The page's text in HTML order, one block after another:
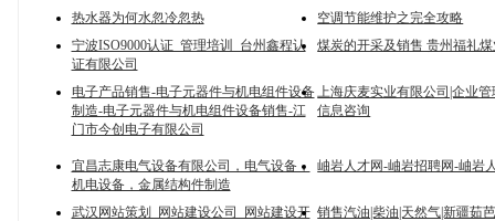
热水器为何水忽冷忽热
空调节能维护之完全攻略
宁波ISO9000认证_管理培训_台州鑫程认
证有限公司
煤炭的开采及销售 贵州福礼
电子产品销售-电子元器件与机电组件设备
制造-电子元器件与机电组件设备销售-江
门市今创电子有限公司
上海庆麦实业有限公司|企业
信息咨询
宜昌志康电气设备有限公司，电气设备，
机电设备，金属结构件制造
岫岩人才网-岫岩招聘网-岫岩
武汉网站策划_网站建设公司_网站建设开 销售汽油|柴油|天然气|新疆茹